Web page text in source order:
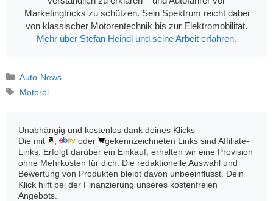
Marketingtricks zu schützen. Sein Spektrum reicht dabei
von klassischer Motorentechnik bis zur Elektromobilität.
Mehr über Stefan Heindl und seine Arbeit erfahren.
Kategorien
Auto-News
Schlagwörter
Motoröl
Unabhängig und kostenlos dank deines Klicks
Die mit
oder
gekennzeichneten Links sind Affiliate-
Links. Erfolgt darüber ein Einkauf, erhalten wir eine Provision
ohne Mehrkosten für dich. Die redaktionelle Auswahl und
Bewertung von Produkten bleibt davon unbeeinflusst. Dein
Klick hilft bei der Finanzierung unseres kostenfreien
Angebots.